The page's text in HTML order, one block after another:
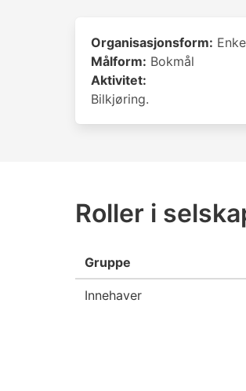
Organisasjonsform:
Målform: Bokmål
Aktivitet:
Bilkjøring.
Roller i
Gruppe
Innehaver